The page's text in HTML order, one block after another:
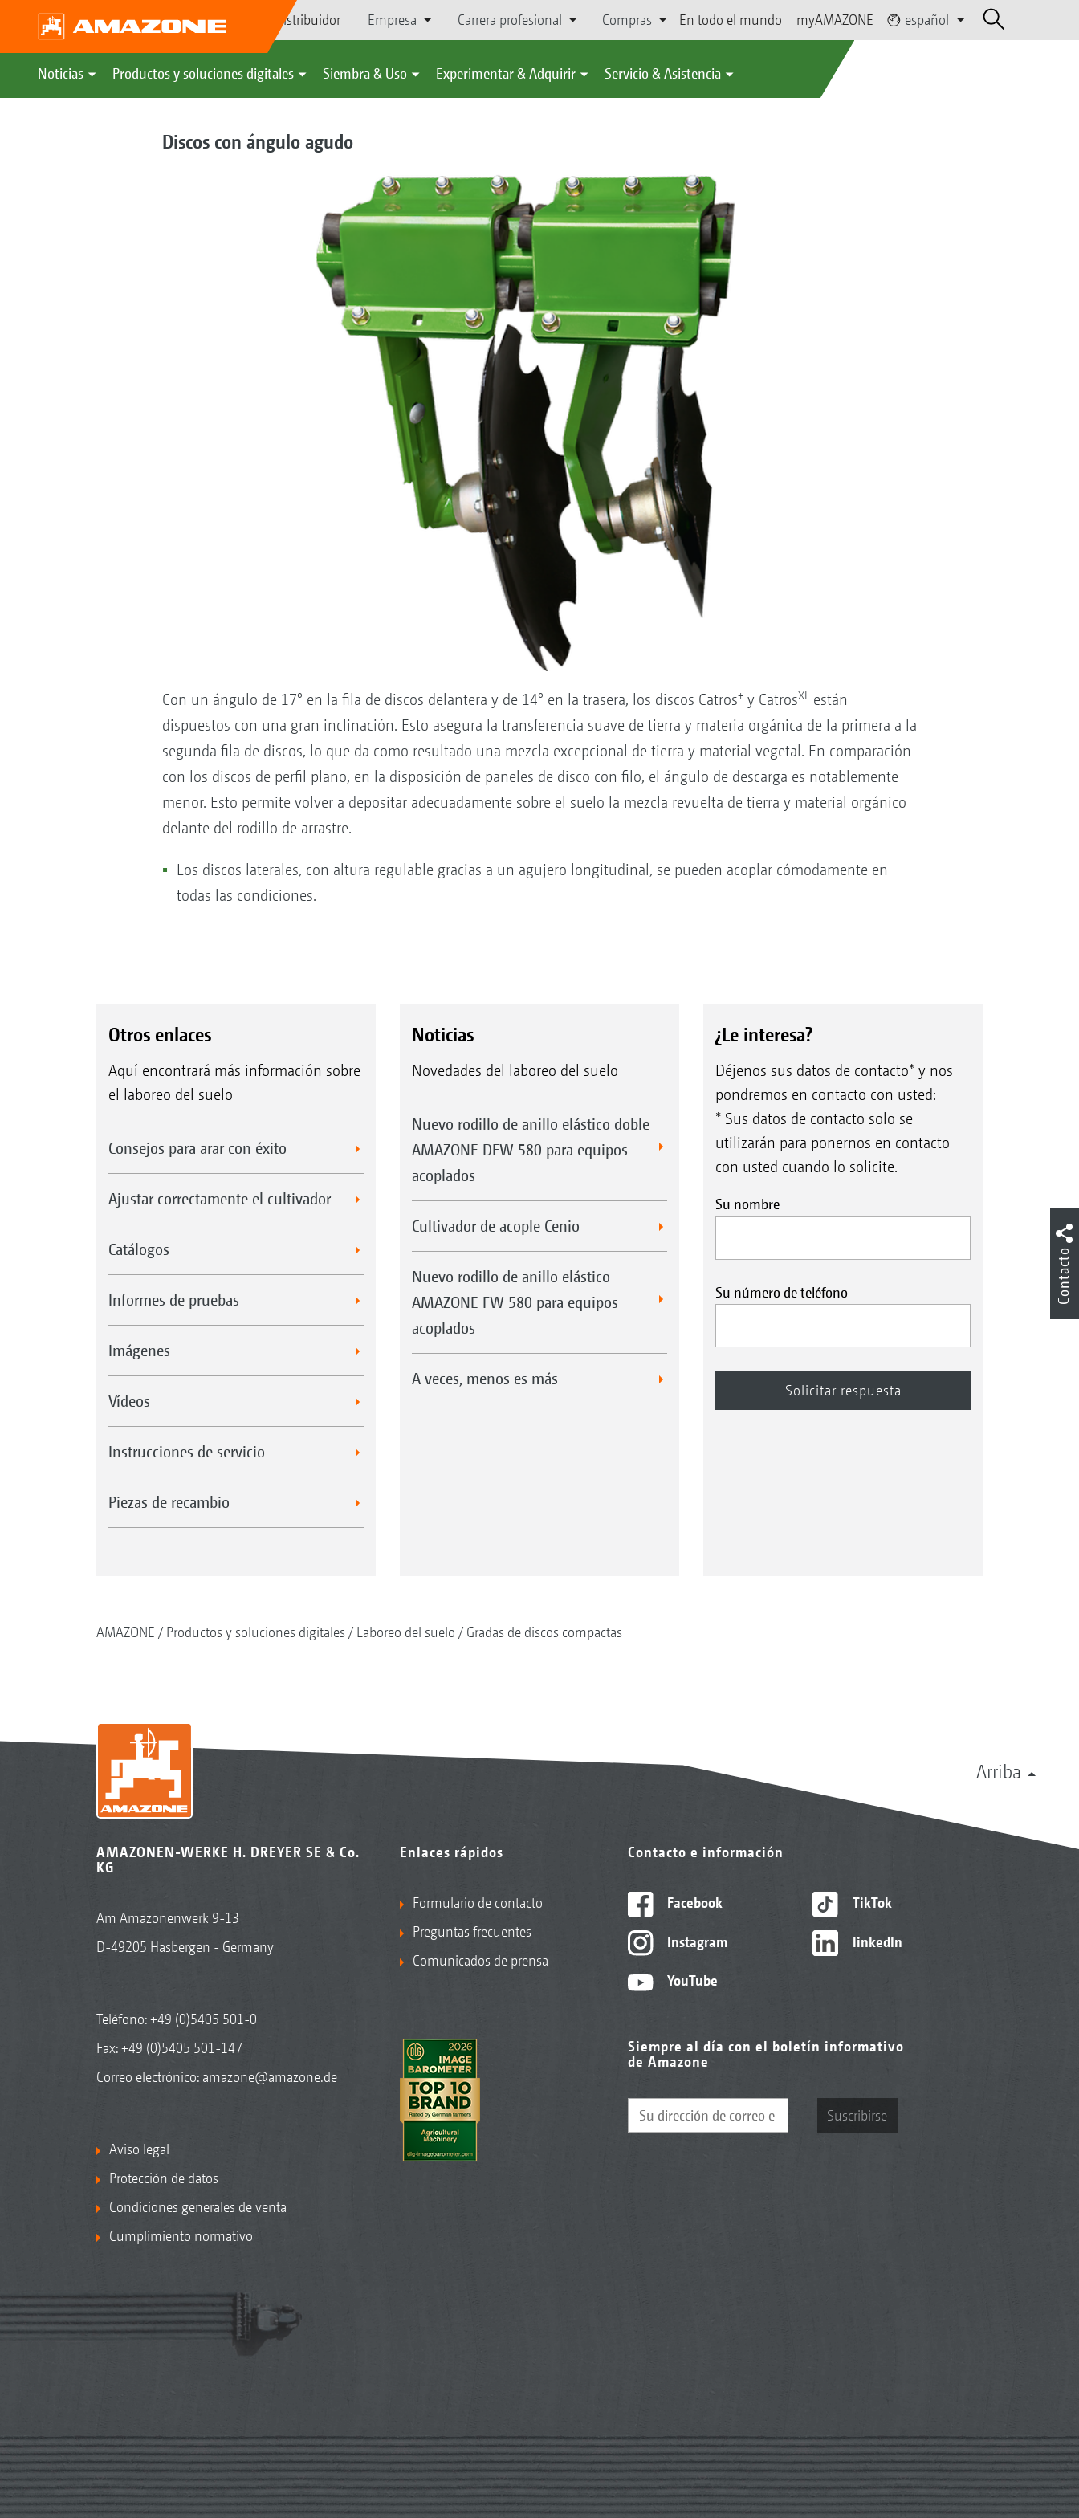
Búsqueda de distribuidor Empresa Carrera profesional Compras En todo el mundo myAMAZONE español
Noticias Productos y soluciones digitales Siembra & Uso Experimentar & Adquirir Servicio & Asistencia
Discos con ángulo agudo
Con un ángulo de 17° en la fila de discos delantera y de 14° en la trasera, los discos Catros+y CatrosXLestán
dispuestos con una gran inclinación. Esto asegura la transferencia suave de tierra y materia orgánica de la primera a la
segunda fila de discos, lo que da como resultado una mezcla excepcional de tierra y material vegetal. En comparación
con los discos de perfil plano, en la disposición de paneles de disco con filo, el ángulo de descarga es notablemente
menor. Esto permite volver a depositar adecuadamente sobre el suelo la mezcla revuelta de tierra y material orgánico
delante del rodillo de arrastre.
Los discos laterales, con altura regulable gracias a un agujero longitudinal, se pueden acoplar cómodamente en
todas las condiciones.
Otros enlaces
Aquí encontrará más información sobre
el laboreo del suelo
Consejos para arar con éxito
Ajustar correctamente el cultivador
Catálogos
Informes de pruebas
Imágenes
Vídeos
Instrucciones de servicio
Piezas de recambio
Noticias
Novedades del laboreo del suelo
Nuevo rodillo de anillo elástico doble
AMAZONE DFW 580 para equipos
acoplados
Cultivador de acople Cenio
Nuevo rodillo de anillo elástico
AMAZONE FW 580 para equipos
acoplados
A veces, menos es más
¿Le interesa?
Déjenos sus datos de contacto* y nos
pondremos en contacto con usted:
* Sus datos de contacto solo se
utilizarán para ponernos en contacto
con usted cuando lo solicite.
Su nombre
Su número de teléfono
AMAZONE Productos y soluciones digitales Laboreo del suelo Gradas de discos compactas
Arriba
AMAZONEN-WERKE H. DREYER SE & Co.
KG
Am Amazonenwerk 9-13
D-49205 Hasbergen - Germany
Teléfono:+49 (0)5405 501-0
Fax: +49 (0)5405 501-147
Correo electrónico: amazone@amazone.de
Aviso legal
Protección de datos
Condiciones generales de venta
Cumplimiento normativo
Enlaces rápidos
Formulario de contacto
Preguntas frecuentes
Comunicados de prensa
Contacto e información
Facebook
Instagram
YouTube
TikTok
linkedIn
Siempre al día con el boletín informativo
de Amazone
Suscribirse
Contacto